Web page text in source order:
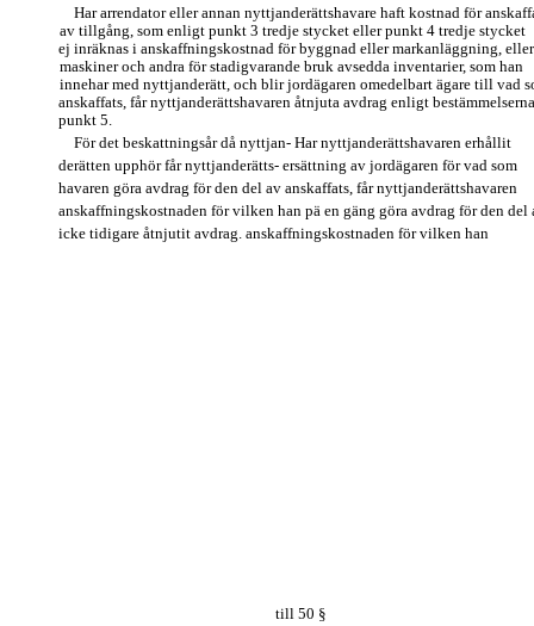
Har arrendator eller annan nyttjanderättshavare haft kostnad för
av tillgång, som enligt punkt 3 tredje stycket eller punkt 4 tredje stycket
ej inräknas i anskaffningskostnad för byggnad eller markanläggning,
maskiner och andra för stadigvarande bruk avsedda inventarier, som han
innehar med nyttjanderätt, och blir jordägaren omedelbart ägare till vad
anskaffats, får nyttjanderättshavaren åtnjuta avdrag enligt
punkt 5.
För det beskattningsår då nyttjan- Har nyttjanderättshavaren erhållit
derätten upphör får nyttjanderätts- ersättning av jordägaren för vad som
havaren göra avdrag för den del av anskaffats, får nyttjanderättshavaren
anskaffningskostnaden för vilken han pä en gäng göra avdrag för den del
icke tidigare åtnjutit avdrag. anskaffningskostnaden för vilken han
till 50 §